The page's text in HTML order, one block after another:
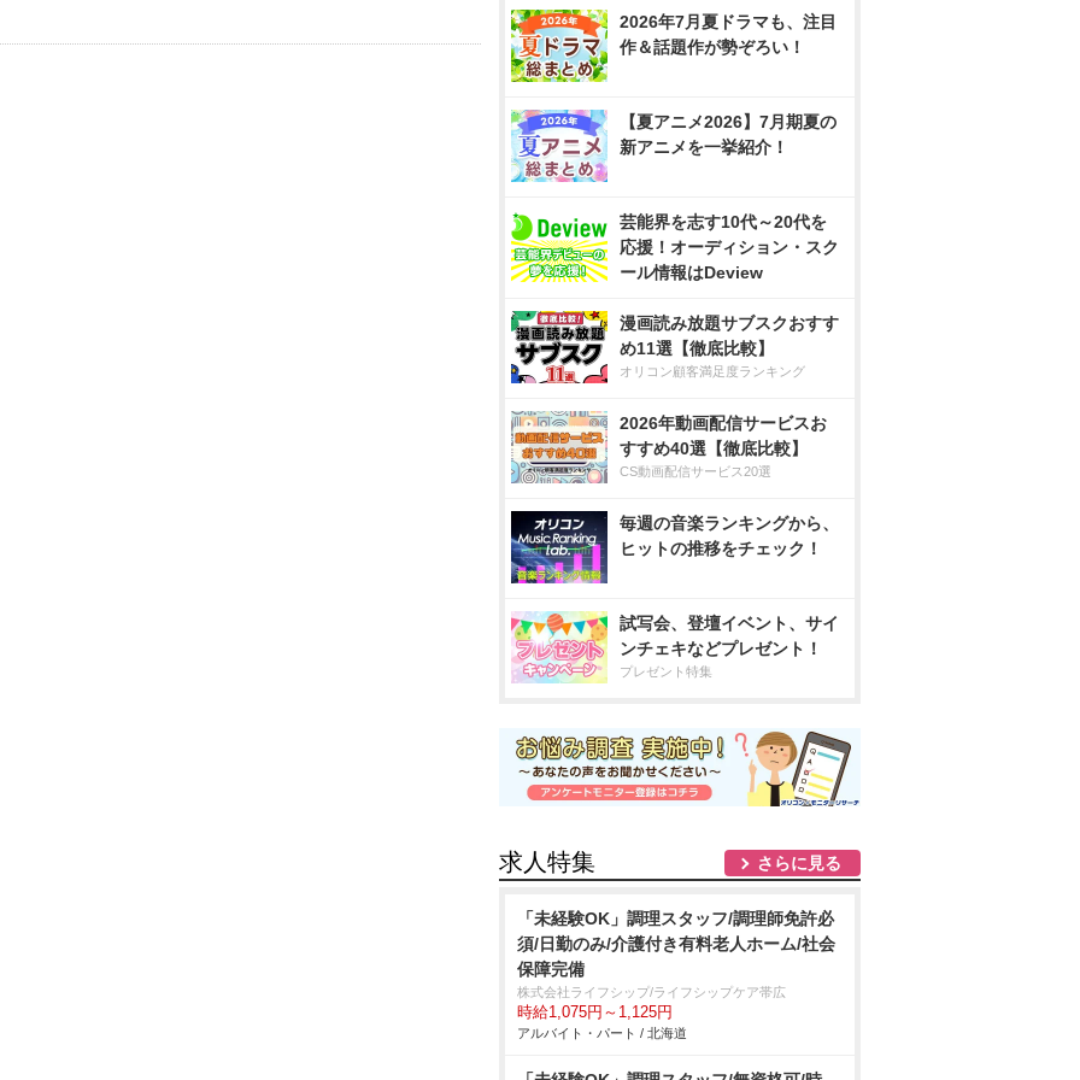
2026年7月夏ドラマも、注目
作＆話題作が勢ぞろい！
【夏アニメ2026】7月期夏の
新アニメを一挙紹介！
芸能界を志す10代～20代を
応援！オーディション・スク
ール情報はDeview
漫画読み放題サブスクおすす
め11選【徹底比較】
オリコン顧客満足度ランキング
2026年動画配信サービスお
すすめ40選【徹底比較】
CS動画配信サービス20選
毎週の音楽ランキングから、
ヒットの推移をチェック！
試写会、登壇イベント、サイ
ンチェキなどプレゼント！
プレゼント特集
求人特集 さらに見る
「未経験OK」調理スタッフ/調理師免許必
須/日勤のみ/介護付き有料老人ホーム/社会
保障完備
株式会社ライフシップ/ライフシップケア帯広
時給1,075円～1,125円
アルバイト・パート / 北海道